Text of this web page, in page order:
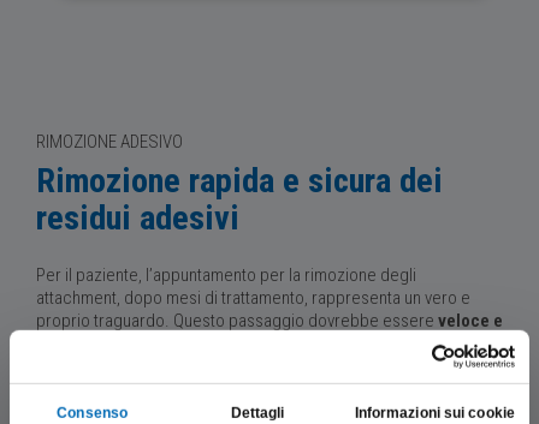
Consenso Dettagli Informazioni sui cookie
RIMOZIONE ADESIVO
Rimozione rapida e sicura dei
residui adesivi
Per il paziente, l’appuntamento per la rimozione degli
attachment, dopo mesi di trattamento, rappresenta un vero e
proprio traguardo. Questo passaggio dovrebbe essere veloce e
, garantendo una superficie dentale intatta e una
al tatto con la lingua. Grazie
agli strumenti giusti per larimozione dell’adesivo e la
lucidatura finale
, è possibile soddisfare queste aspettative.